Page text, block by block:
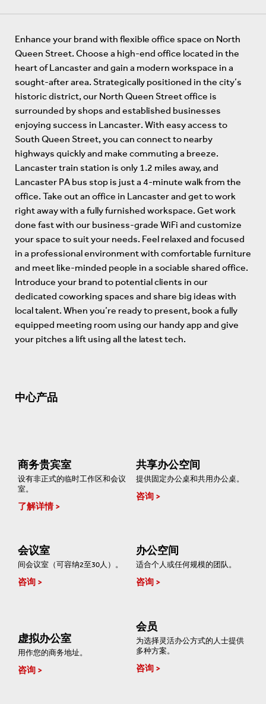
Enhance your brand with flexible office space on North
Queen Street. Choose a high-end office located in the
heart of Lancaster and gain a modern workspace in a
sought-after area. Strategically positioned in the city’s
historic district, our North Queen Street office is
surrounded by shops and established businesses
enjoying success in Lancaster. With easy access to
South Queen Street, you can connect to nearby
highways quickly and make commuting a breeze.
Lancaster train station is only 1.2 miles away, and
Lancaster PA bus stop is just a 4-minute walk from the
office. Take out an office in Lancaster and get to work
right away with a fully furnished workspace. Get work
done fast with our business-grade WiFi and customize
your space to suit your needs. Feel relaxed and focused
in a professional environment with comfortable furniture
and meet like-minded people in a sociable shared office.
Introduce your brand to potential clients in our
dedicated coworking spaces and share big ideas with
local talent. When you’re ready to present, book a fully
equipped meeting room using our handy app and give
your pitches a lift using all the latest tech.
中心产品
商务贵宾室
设有非正式的临时工作区和会议
室。
了解详情
共享办公空间
提供固定办公桌和共用办公桌。
咨询
会议室
间会议室（可容纳2至30人）。
咨询
办公空间
适合个人或任何规模的团队。
咨询
虚拟办公室
用作您的商务地址。
咨询
会员
为选择灵活办公方式的人士提供
多种方案。
咨询